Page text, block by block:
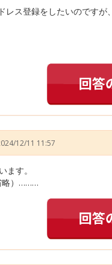
レス登録をしたいのですが
12/11 11:57
ます。
略）………